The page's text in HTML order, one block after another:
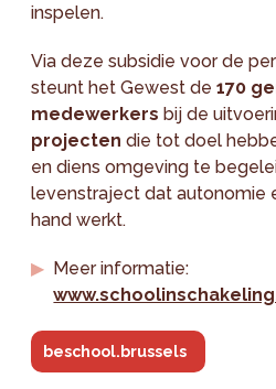
inspelen.
Via deze subsidie voor de
steunt het Gewest de170
medewerkers bij de
projecten die tot doel
en diens omgeving te
levenstraject dat autonomie
hand werkt.
Meer informatie:
beschool.brussels